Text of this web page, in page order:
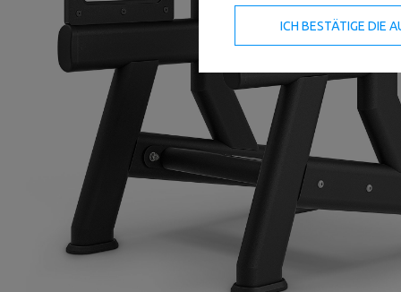
ICH BESTÄTIGE DIE